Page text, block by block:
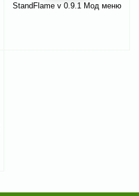
StandFlame v 0.9.1 Мод меню